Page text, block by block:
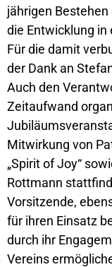
jährigen
die Entwicklung
Für die damit
der Dank an
Auch den
Zeitaufwand
Mitwirkung von
„Spirit of Joy“
Rottmann
Vorsitzende,
für ihren Einsatz
durch ihr
Vereins